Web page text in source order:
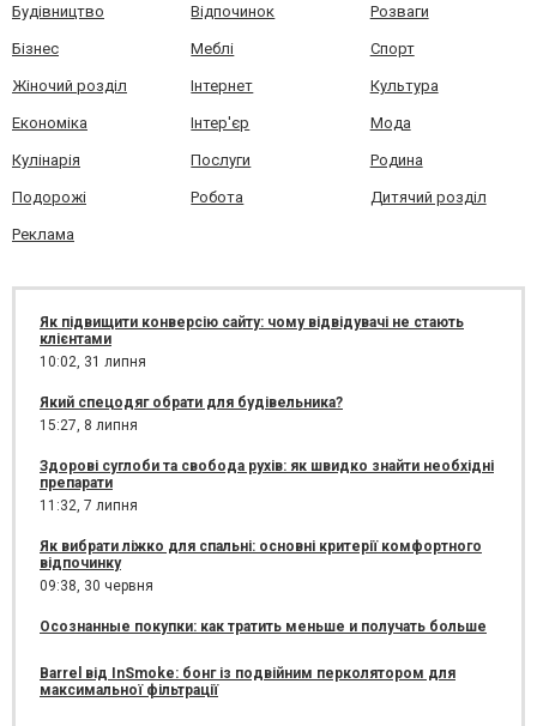
Будівництво Відпочинок Розваги
Бізнес Меблі Спорт
Жіночий розділ Інтернет Культура
Економіка Інтер'єр Мода
Кулінарія Послуги Родина
Подорожі Робота Дитячий розділ
Реклама
Як підвищити конверсію сайту: чому відвідувачі не стають
клієнтами
10:02, 31 липня
Який спецодяг обрати для будівельника?
15:27, 8 липня
Здорові суглоби та свобода рухів: як швидко знайти необхідні
препарати
11:32, 7 липня
Як вибрати ліжко для спальні: основні критерії комфортного
відпочинку
09:38, 30 червня
Осознанные покупки: как тратить меньше и получать больше
Barrel від InSmoke: бонг із подвійним перколятором для
максимальної фільтрації